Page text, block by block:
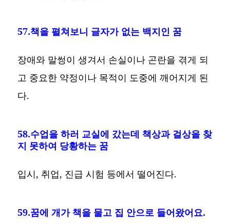
57.책을 펼쳐보니 글자가 없는 백지인 꿈
장애와 말썽이 생겨서 손실이나 곤란을 겪게 되
고 중요한 약정이나 목적이 도중에 깨어지게 된
다.
58.수업을 하러 교실에 갔는데 책상과 걸상을 찾
지 못하여 당황하는 꿈
입시, 취업, 진급 시험 등에서 떨어진다.
59.꿈에 개가 책을 물고 집 안으로 들어왔어요.